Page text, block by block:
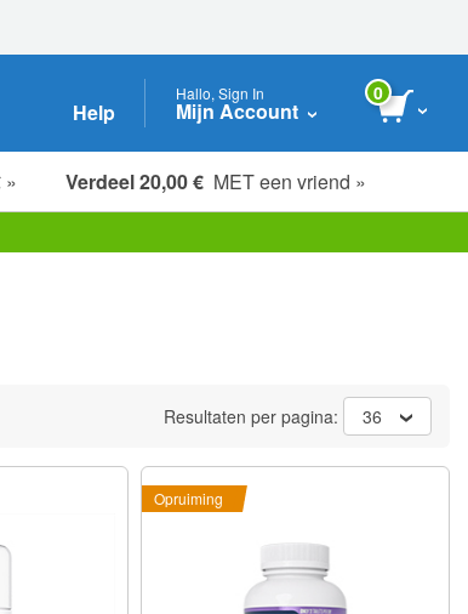
Help
Hallo, Sign In
Mijn Account
0
» Verdeel 20,00 € MET een vriend »
Resultaten per pagina: 36
Opruiming